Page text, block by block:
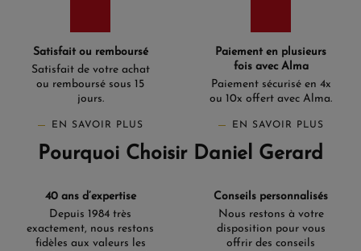
Satisfait ou remboursé
Satisfait de votre achat
ou remboursé sous 15
jours.
EN SAVOIR PLUS
Paiement en plusieurs
fois avec Alma
Paiement sécurisé en 4x
ou 10x offert avec Alma.
EN SAVOIR PLUS
Pourquoi Choisir Daniel Gerard
40 ans d’expertise
Depuis 1984 très
exactement, nous restons
fidèles aux valeurs les
Conseils personnalisés
Nous restons à votre
disposition pour vous
offrir des conseils